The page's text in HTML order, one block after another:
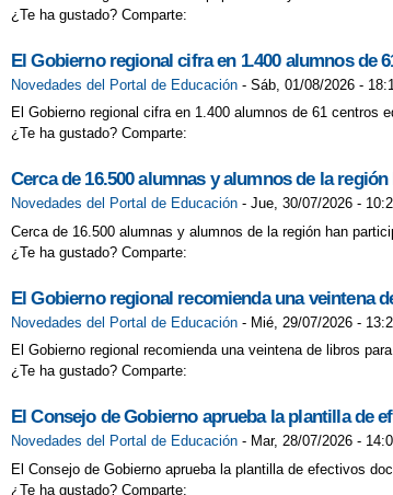
¿Te ha gustado? Comparte:
El Gobierno regional cifra en 1.400 alumnos de
Novedades del Portal de Educación - Sáb, 01/08/2026 -
El Gobierno regional cifra en 1.400 alumnos de 61 centros
¿Te ha gustado? Comparte:
Cerca de 16.500 alumnas y alumnos de la
Novedades del Portal de Educación - Jue, 30/07/2026 -
Cerca de 16.500 alumnas y alumnos de la región han
¿Te ha gustado? Comparte:
El Gobierno regional recomienda una veintena
Novedades del Portal de Educación - Mié, 29/07/2026 -
El Gobierno regional recomienda una veintena de libros
¿Te ha gustado? Comparte:
El Consejo de Gobierno aprueba la plantilla de
Novedades del Portal de Educación - Mar, 28/07/2026 -
El Consejo de Gobierno aprueba la plantilla de efectivos
¿Te ha gustado? Comparte: